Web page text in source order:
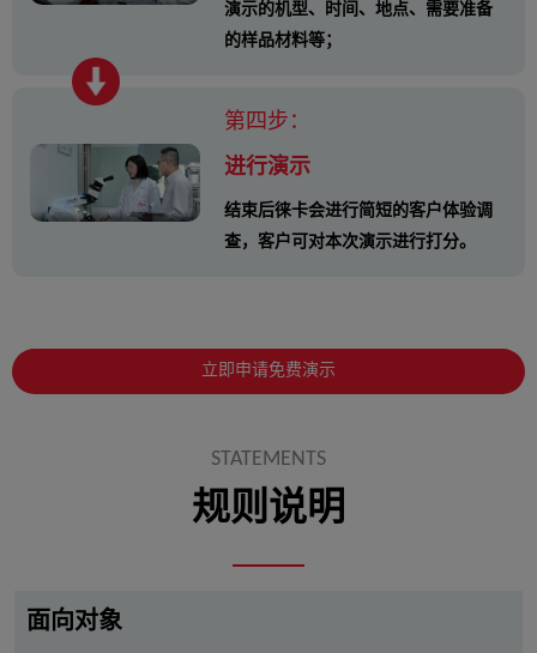
演示的机型、时间、地点、需要准备
的样品材料等；
第四步：
进行演示
结束后徕卡会进行简短的客户体验调
查，客户可对本次演示进行打分。
立即申请免费演示
STATEMENTS
规则说明
面向对象